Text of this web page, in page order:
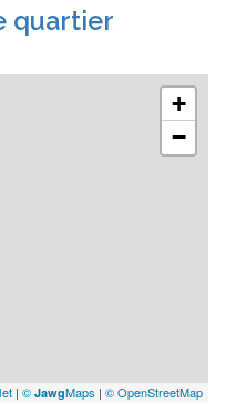
quartier
+
−
| © JawgMaps | © OpenStreetMap